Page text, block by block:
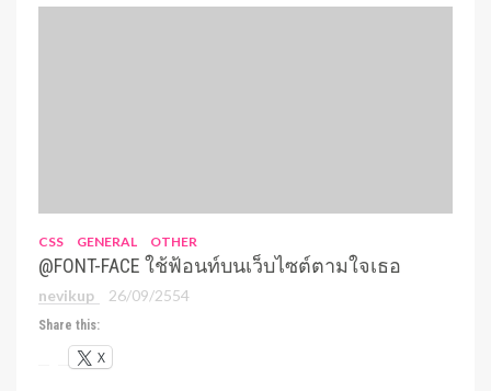
CSS GENERAL OTHER
@FONT-FACE ใช้ฟ้อนท์บนเว็บไซต์ตามใจเธอ
nevikup 26/09/2554
Share this:
X